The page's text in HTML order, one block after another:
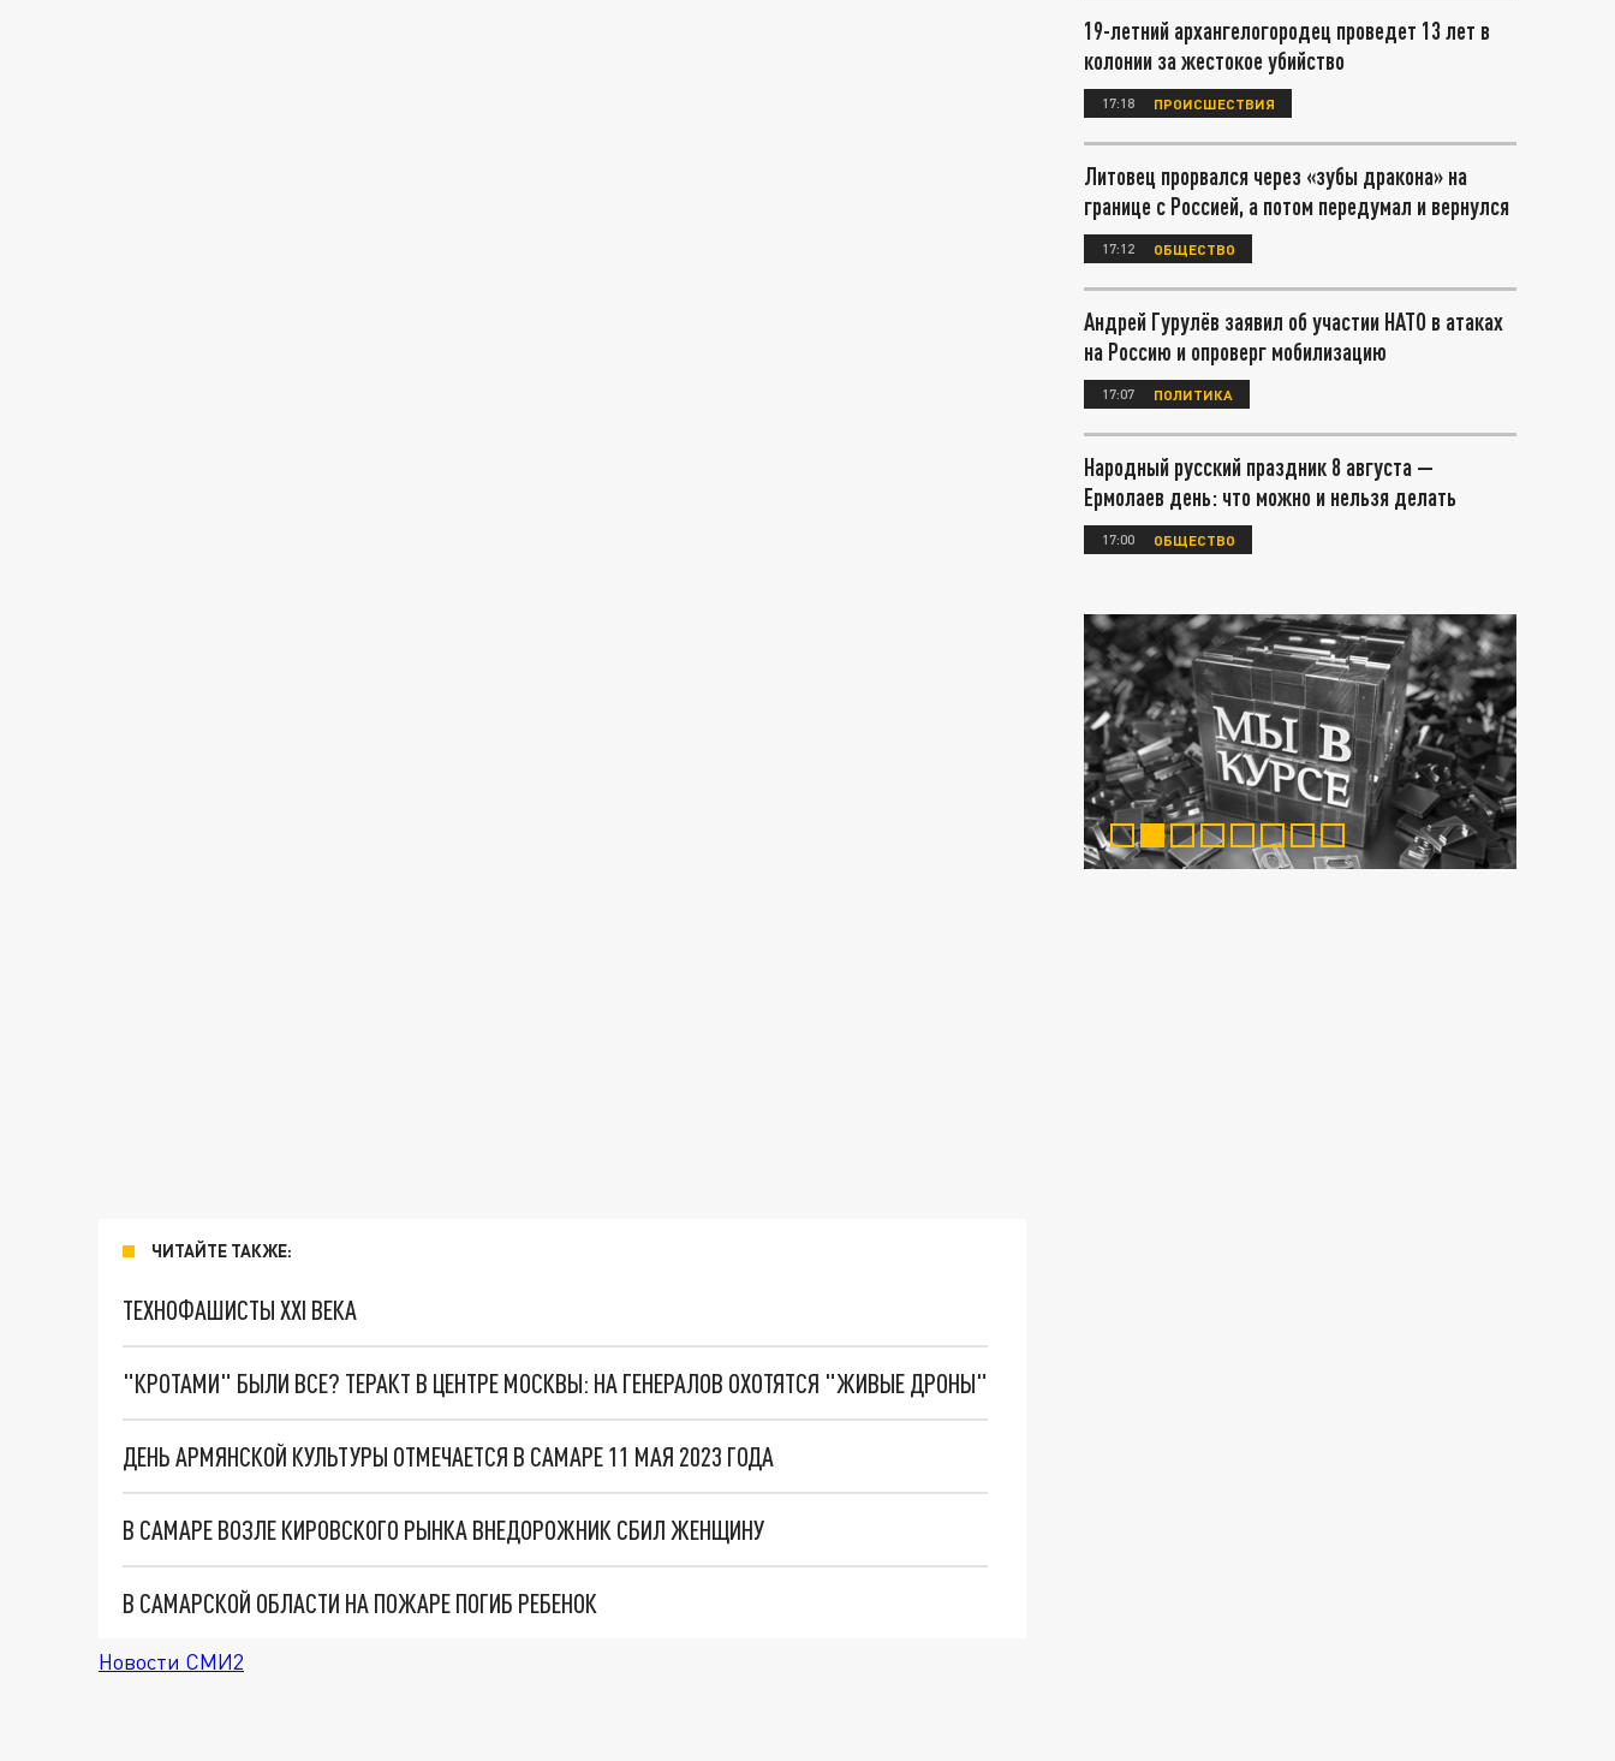
ЧИТАЙТЕ ТАКЖЕ:
ТЕХНОФАШИСТЫ XXI ВЕКА
"КРОТАМИ" БЫЛИ ВСЕ? ТЕРАКТ В ЦЕНТРЕ МОСКВЫ: НА ГЕНЕРАЛОВ ОХОТЯТСЯ "ЖИВЫЕ ДРОНЫ"
ДЕНЬ АРМЯНСКОЙ КУЛЬТУРЫ ОТМЕЧАЕТСЯ В САМАРЕ 11 МАЯ 2023 ГОДА
В САМАРЕ ВОЗЛЕ КИРОВСКОГО РЫНКА ВНЕДОРОЖНИК СБИЛ ЖЕНЩИНУ
В САМАРСКОЙ ОБЛАСТИ НА ПОЖАРЕ ПОГИБ РЕБЕНОК
Новости СМИ2
19-летний архангелогородец проведет 13 лет в
колонии за жестокое убийство
17:18 ПРОИСШЕСТВИЯ
Литовец прорвался через «зубы дракона» на
границе с Россией, а потом передумал и вернулся
17:12 ОБЩЕСТВО
Андрей Гурулёв заявил об участии НАТО в атаках
на Россию и опроверг мобилизацию
17:07 ПОЛИТИКА
Народный русский праздник 8 августа —
Ермолаев день: что можно и нельзя делать
17:00 ОБЩЕСТВО